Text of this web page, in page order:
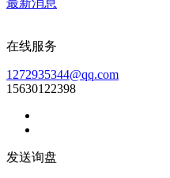
在线服务
1272935344@qq.com
15630122398
发送询盘